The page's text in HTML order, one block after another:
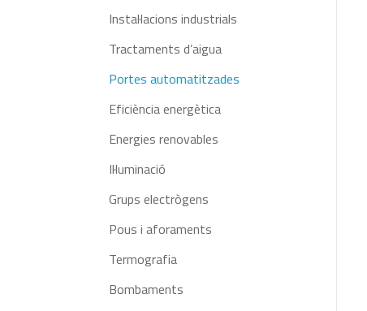
Instal·lacions industrials
Tractaments d’aigua
Portes automatitzades
Eficiència energètica
Energies renovables
Il·luminació
Grups electrògens
Pous i aforaments
Termografia
Bombaments